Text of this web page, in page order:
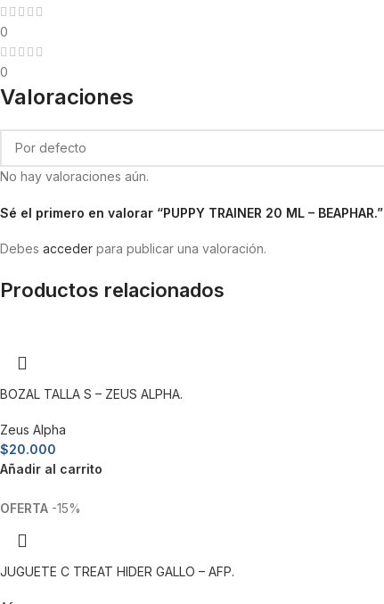
0
0
Valoraciones
No hay valoraciones aún.
Sé el primero en valorar “PUPPY TRAINER 20 ML – BEAPHAR.”
Debes acceder para publicar una valoración.
Productos relacionados
BOZAL TALLA S – ZEUS ALPHA.
Zeus Alpha
$20.000
Añadir al carrito
-15%
JUGUETE C TREAT HIDER GALLO – AFP.